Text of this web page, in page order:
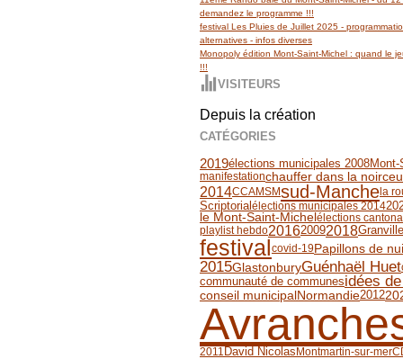
demandez le programme !!!
festival Les Pluies de Juillet 2025 -
alternatives - infos diverses
Monopoly édition Mont-Saint-Michel : quand le
!!!
VISITEURS
Depuis la création
CATÉGORIES
2019élections municipales 2008Mont-
manifestationchauffer dans la
2014CCAMSMsud-Manche la
Scriptorialélections municipales 2014
le Mont-Saint-Michel élections
playlist hebdo201620092018Granville
festival covid-19Papillons de
2015GlastonburyGuénhaël Huet
communauté de communesidées
conseil municipalNormandie2012
2011 David Nicolas Montmartin-sur-mer